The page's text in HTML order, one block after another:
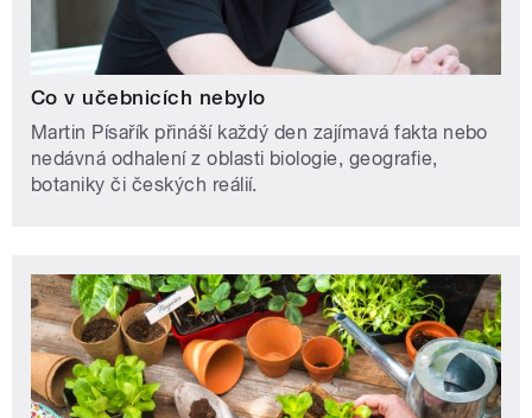
Co v učebnicích nebylo
Martin Písařík přináší každý den zajímavá fakta nebo
nedávná odhalení z oblasti biologie, geografie,
botaniky či českých reálií.